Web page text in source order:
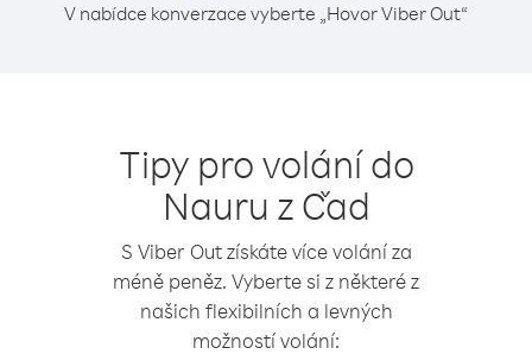
V nabídce konverzace vyberte „Hovor Viber Out“
Tipy pro volání do
Nauru z Čad
S Viber Out získáte více volání za
méně peněz. Vyberte si z některé z
našich flexibilních a levných
možností volání: